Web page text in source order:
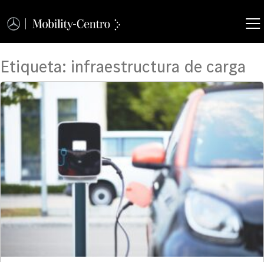
Etiqueta: infraestructura de carga